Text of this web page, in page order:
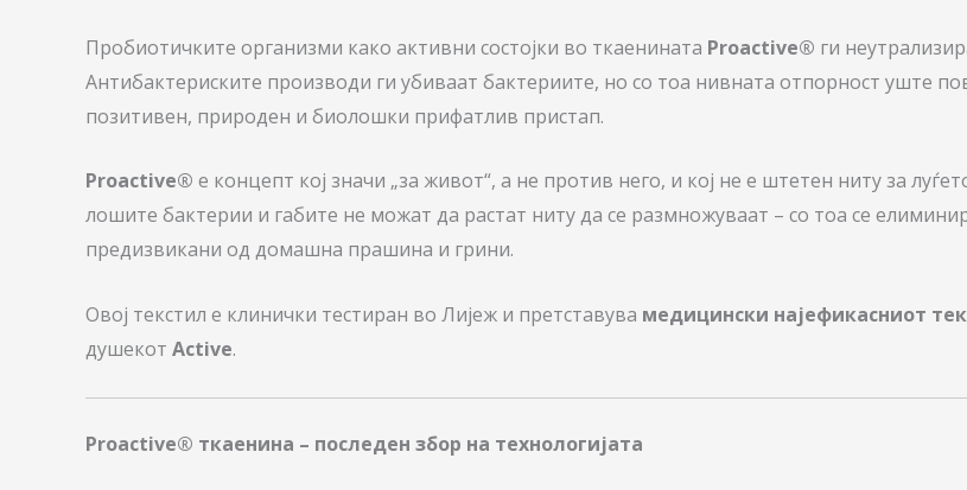
Пробиотичките организми како активни состојки во ткаенината Proactive® ги
Антибактериските производи ги убиваат бактериите, но со тоа нивната отпорност уште
позитивен, природен и биолошки прифатлив пристап.
Proactive® е концепт кој значи „за живот“, а не против него, и кој не е штетен ниту за
лошите бактерии и габите не можат да растат ниту да се размножуваат – со тоа се
предизвикани од домашна прашина и грини.
Овој текстил е клинички тестиран во Лијеж и претставува медицински најефикасниот
душекот Active.
Proactive® ткаенина – последен збор на технологијата